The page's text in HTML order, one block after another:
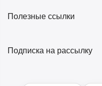
Полезные ссылки
Подписка на рассылку